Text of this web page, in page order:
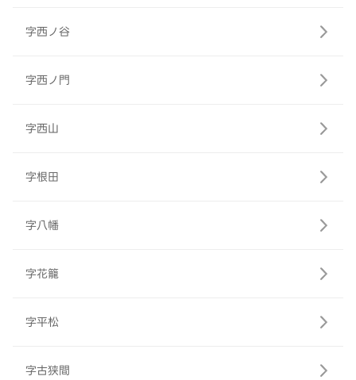
字西ノ谷
字西ノ門
字西山
字根田
字八幡
字花籠
字平松
字古狭間